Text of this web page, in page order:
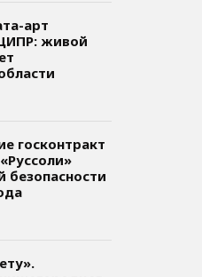
арт
живой
госконтракт